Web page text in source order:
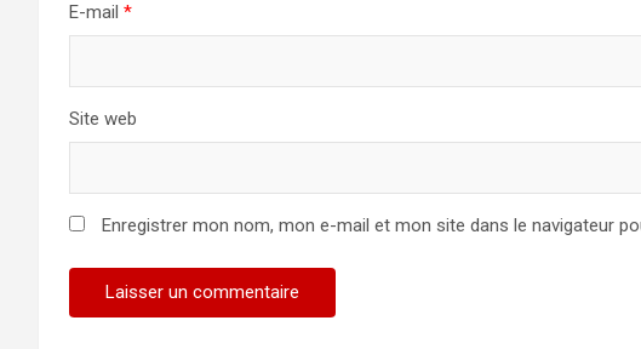
E-mail *
Site web
Enregistrer mon nom, mon e-mail et mon site dans le navigateur